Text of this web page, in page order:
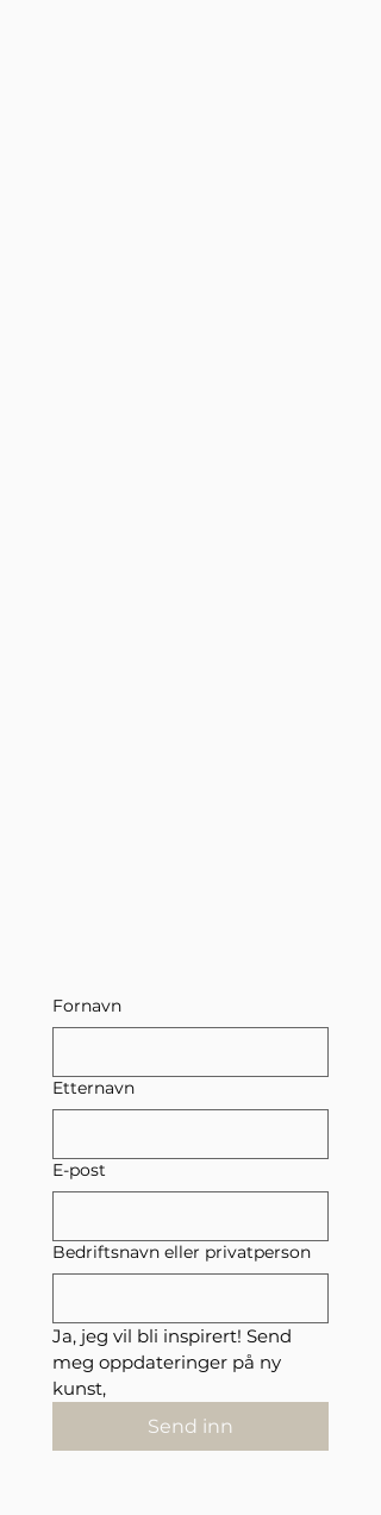
Fornavn
Etternavn
E-post
Bedriftsnavn eller privatperson
Ja, jeg vil bli inspirert! Send
meg oppdateringer på ny
kunst,
Send inn